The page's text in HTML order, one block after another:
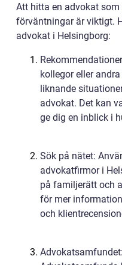
Att hitta en advokat
förväntningar är viktigt.
advokat i Helsingborg:
kollegor eller
liknande
advokat. Det kan
ge dig en inblick i
Sök på nätet:
advokatfirmor i
på familjerätt och
för mer
och